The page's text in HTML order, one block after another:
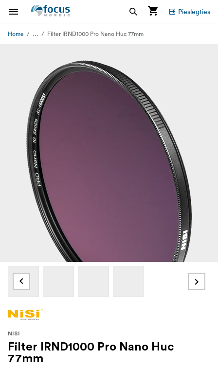
Pieslēgties
Home ... Filter IRND1000 Pro Nano Huc 77mm
NISI
Filter IRND1000 Pro Nano Huc
77mm